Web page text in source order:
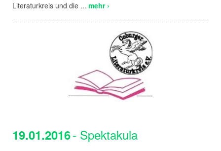
Literaturkreis und die ... mehr ›
19.01.2016- Spektakula